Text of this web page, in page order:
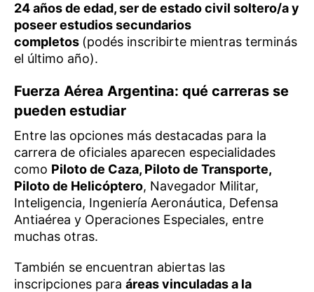
24 años de edad, ser de estado civil soltero/a y
poseer estudios secundarios
completos (podés inscribirte mientras terminás
el último año).
Fuerza Aérea Argentina: qué carreras se
pueden estudiar
Entre las opciones más destacadas para la
carrera de oficiales aparecen especialidades
como Piloto de Caza, Piloto de Transporte,
Piloto de Helicóptero, Navegador Militar,
Inteligencia, Ingeniería Aeronáutica, Defensa
Antiaérea y Operaciones Especiales, entre
muchas otras.
También se encuentran abiertas las
inscripciones para áreas vinculadas a la